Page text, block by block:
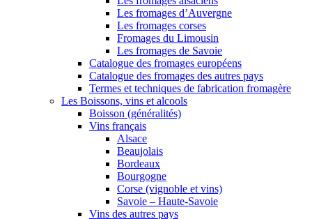
Les fromages d’Auvergne
Les fromages corses
Fromages du Limousin
Les fromages de Savoie
Catalogue des fromages européens
Catalogue des fromages des autres pays
Termes et techniques de fabrication fromagère
Les Boissons, vins et alcools
Boisson (généralités)
Vins français
Alsace
Beaujolais
Bordeaux
Bourgogne
Corse (vignoble et vins)
Savoie – Haute-Savoie
Vins des autres pays